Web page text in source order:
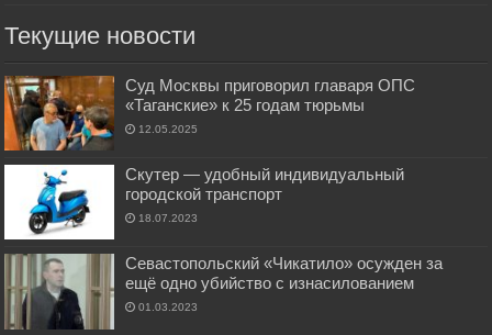
Текущие новости
Суд Москвы приговорил главаря ОПС
«Таганские» к 25 годам тюрьмы
12.05.2025
Скутер — удобный индивидуальный
городской транспорт
18.07.2023
Севастопольский «Чикатило» осужден за
ещё одно убийство с изнасилованием
01.03.2023